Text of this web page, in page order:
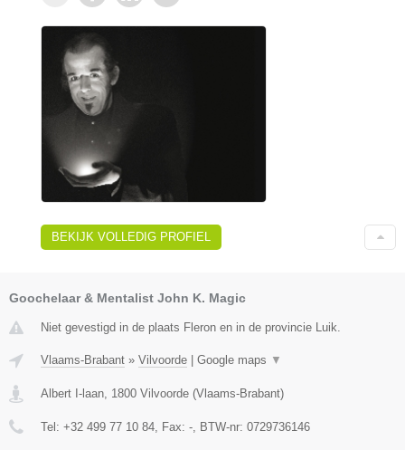
BEKIJK VOLLEDIG PROFIEL
Goochelaar & Mentalist John K. Magic
Niet gevestigd in de plaats Fleron en in de provincie Luik.
Vlaams-Brabant » Vilvoorde Google maps ▼
Albert I-laan, 1800 Vilvoorde (Vlaams-Brabant)
Tel: +32 499 77 10 84, Fax: -, BTW-nr: 0729736146